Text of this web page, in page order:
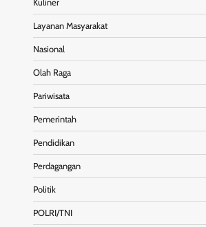
Kuliner
Layanan Masyarakat
Nasional
Olah Raga
Pariwisata
Pemerintah
Pendidikan
Perdagangan
Politik
POLRI/TNI